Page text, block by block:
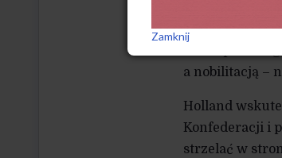
bowiem
go w stronę,
a nobilitacją –
Holland
Konfederacji i
strzelać w
Zamknij